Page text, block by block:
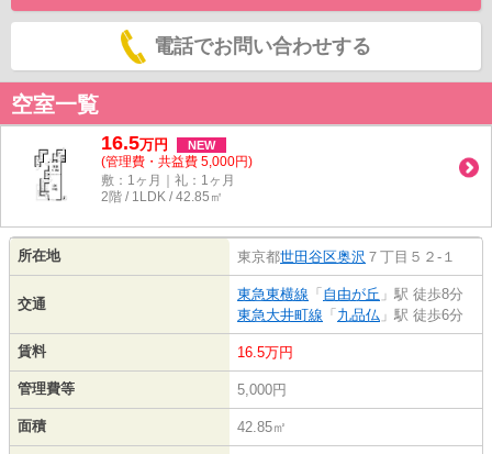
電話でお問い合わせする
空室一覧
16.5万円 NEW
(管理費・共益費 5,000円)
敷：1ヶ月｜礼：1ヶ月
2階 / 1LDK / 42.85㎡
所在地 東京都世田谷区奥沢 ７丁目５２-１
交通
東急東横線 「 自由が丘 」駅 徒歩8分
東急大井町線 「 九品仏 」駅 徒歩6分
賃料 16.5万円
管理費等 5,000円
面積 42.85㎡